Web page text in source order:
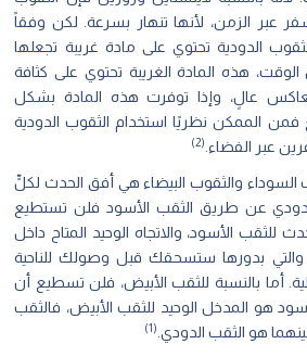
عبر الزمن، لأنها تنهار بسرعة. لكن وفقاً
الدودية تحتوي على مادة غريبة تجعلها
هذه المادة الغريبة تحتوي على كثافة
عالٍ، وإذا توفرت هذه المادة بشكل
الممكن نظريًا استخدام الثقوب الدودية
عبر الفضاء. (2)
السوداء والثقوب البيضاء هي أفق الحدث لكلٍّ
عن طريق الثقب الأسود فلن تستطيع
للثقب الأسود، والاتجاه الوحيد المتاح داخل
والتي بدورها ستسحقك قبل وصولك للناحية
أما بالنسبة للثقب الأبيض، فلن تسطيع أن
هو المدخل الوحيد للثقب الأبيض، فالثقب
هو الثقب الدودي. (1)